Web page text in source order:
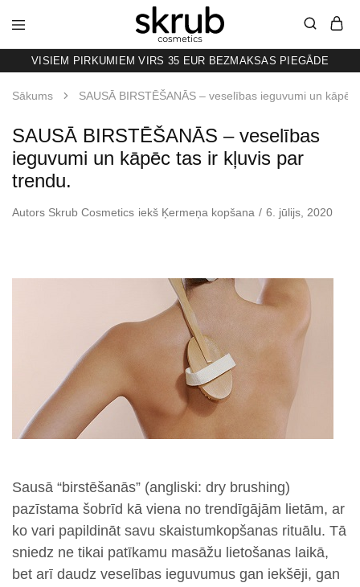
SKRUB
KAFIJAS
SKRUBIS
RAŽOTS
LATVIJĀ
VISIEM PIRKUMIEM VIRS 35 EUR BEZMAKSAS PIEGĀDE
Sākums SAUSĀ BIRSTĒŠANĀS – veselības ieguvumi un
SAUSĀ BIRSTĒŠANĀS – veselības
ieguvumi un kāpēc tas ir kļuvis par
trendu.
Autors Skrub Cosmetics iekš Ķermeņa kopšana 6. jūlijs, 2020
Sausā “birstēšanās” (angliski: dry brushing)
pazīstama šobrīd kā viena no trendīgājām lietām, ar
ko vari papildināt savu skaistumkopšanas rituālu. Tā
sniedz ne tikai patīkamu masāžu lietošanas laikā,
bet arī daudz veselības ieguvumus gan iekšēji, gan